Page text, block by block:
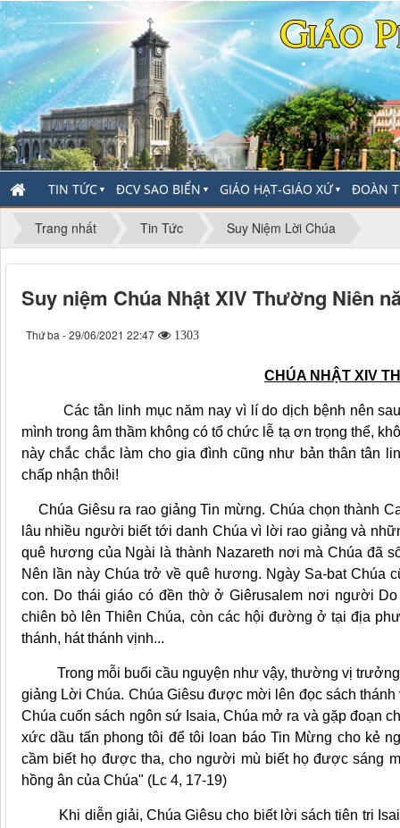
TIN TỨC ▼ ĐCV SAO BIỂN ▼ GIÁO HẠT-GIÁO XỨ▼ ĐOÀN
Trang nhất Tin Tức Suy Niệm Lời Chúa
Suy niệm Chúa Nhật XIV Thường Niên
Thứ ba - 29/06/2021 22:47 1303
CHÚA NHẬT XIV
Các tân linh mục năm nay vì lí do dịch bệnh nên sau
mình trong âm thầm không có tổ chức lễ tạ ơn trọng thể,
này chắc chắc làm cho gia đình cũng như bản thân tân
chấp nhận thôi!
Chúa Giêsu ra rao giảng Tin mừng. Chúa chọn thành
lâu nhiều người biết tới danh Chúa vì lời rao giảng và
quê hương của Ngài là thành Nazareth nơi mà Chúa đã
Nên lần này Chúa trở về quê hương. Ngày Sa-bat Chúa
con. Do thái giáo có đền thờ ở Giêrusalem nơi người
chiên bò lên Thiên Chúa, còn các hội đường ở tại địa
thánh, hát thánh vịnh...
Trong mỗi buổi cầu nguyện như vậy, thường vị trưởng
giảng Lời Chúa. Chúa Giêsu được mời lên đọc sách
Chúa cuốn sách ngôn sứ Isaia, Chúa mở ra và gặp đoạn
xức dầu tấn phong tôi để tôi loan báo Tin Mừng cho kẻ
cầm biết họ được tha, cho người mù biết họ được sáng
hồng ân của Chúa" (Lc 4, 17-19)
Khi diễn giải, Chúa Giêsu cho biết lời sách tiên tri